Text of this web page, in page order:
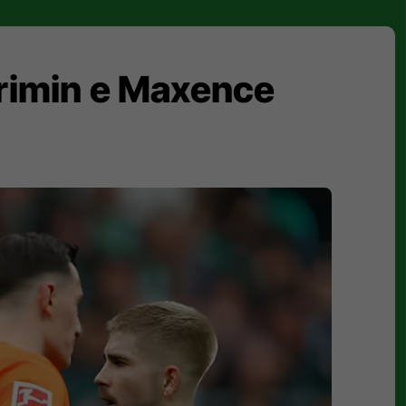
e Maxence